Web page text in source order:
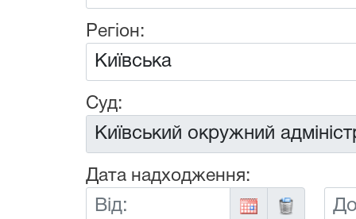
Регіон:
Суд:
Дата надходження:
Від:
До: